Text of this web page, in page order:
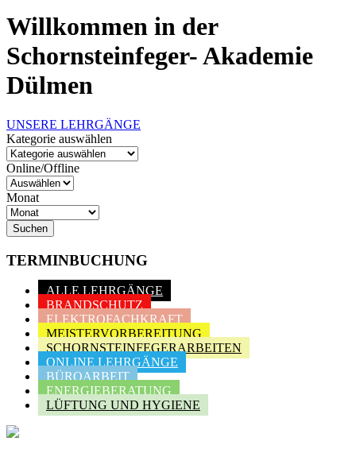
Willkommen in der
Schornsteinfeger- Akademie
Dülmen
UNSERE LEHRGÄNGE
Kategorie auswählen
Online/Offline
Monat
Suchen
TERMINBUCHUNG
ALLE LEHRGÄNGE
BRANDSCHUTZ
ELEKTROFACHKRAFT
MEISTERVORBEREITUNG
SCHORNSTEINFEGERARBEITEN
ONLINE LEHRGÄNGE
BÜROARBEIT
ENERGIEBERATUNG
LÜFTUNG UND HYGIENE